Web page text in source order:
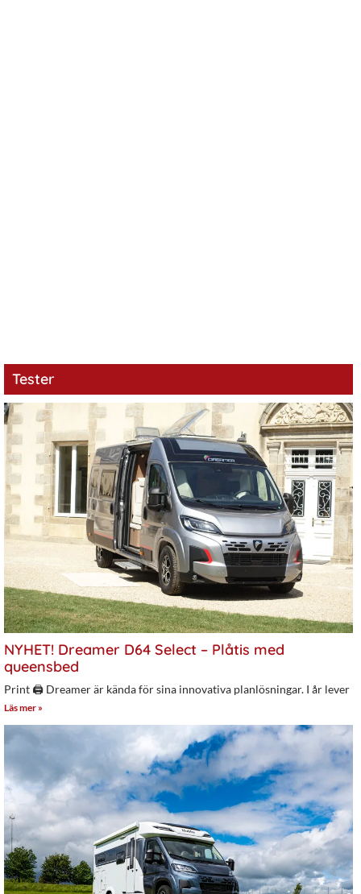
Tester
NYHET! Dreamer D64 Select – Plåtis med
queensbed
Print 🖨 Dreamer är kända för sina innovativa planlösningar. I år lever
Läs mer »